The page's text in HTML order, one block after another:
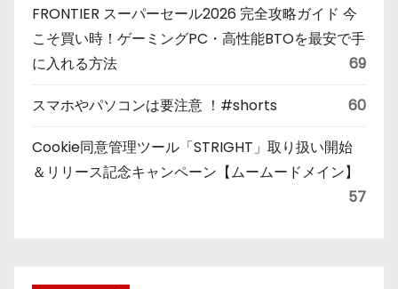
FRONTIER スーパーセール2026 完全攻略ガイド 今
こそ買い時！ゲーミングPC・高性能BTOを最安で手
に入れる方法
69
スマホやパソコンは要注意 ！#shorts 60
Cookie同意管理ツール「STRIGHT」取り扱い開始
＆リリース記念キャンペーン【ムームードメイン】
57